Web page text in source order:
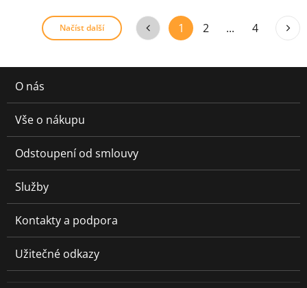
Načíst další 1 2 ... 4
O nás
Vše o nákupu
Odstoupení od smlouvy
Služby
Kontakty a podpora
Užitečné odkazy